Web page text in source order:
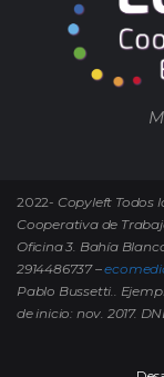
2022- Copyleft Todos
Cooperativa de
Oficina 3. Bahía
2914486737 –
Pablo Bussetti..
de inicio: nov. 2017.